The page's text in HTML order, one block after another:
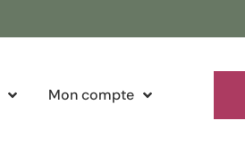
Mon compte